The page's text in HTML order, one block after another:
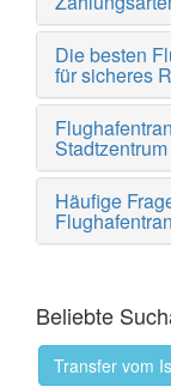
Die besten
für sicheres
Häufige
Beliebte
Transfer vom